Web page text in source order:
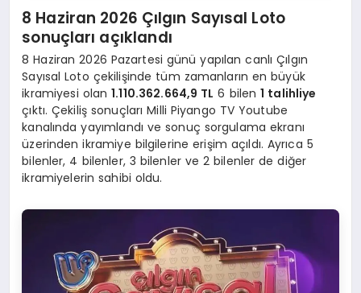
8 Haziran 2026 Çılgın Sayısal Loto
sonuçları açıklandı
8 Haziran 2026 Pazartesi günü yapılan canlı Çılgın
Sayısal Loto çekilişinde tüm zamanların en büyük
ikramiyesi olan1.110.362.664,9 TL 6 bilen1 talihliye
çıktı. Çekiliş sonuçları Milli Piyango TV Youtube
kanalında yayımlandı ve sonuç sorgulama ekranı
üzerinden ikramiye bilgilerine erişim açıldı. Ayrıca 5
bilenler, 4 bilenler, 3 bilenler ve 2 bilenler de diğer
ikramiyelerin sahibi oldu.